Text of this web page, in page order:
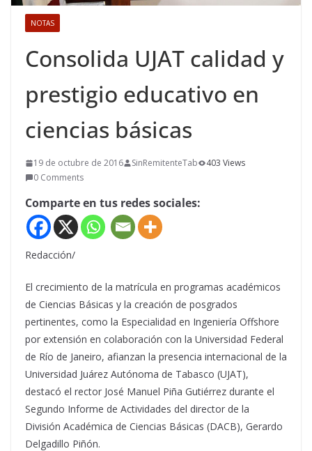
NOTAS
Consolida UJAT calidad y
prestigio educativo en
ciencias básicas
19 de octubre de 2016 SinRemitenteTab
403 Views
0 Comments
Comparte en tus redes sociales:
Redacción/
El crecimiento de la matrícula en programas académicos
de Ciencias Básicas y la creación de posgrados
pertinentes, como la Especialidad en Ingeniería Offshore
por extensión en colaboración con la Universidad Federal
de Río de Janeiro, afianzan la presencia internacional de la
Universidad Juárez Autónoma de Tabasco (UJAT),
destacó el rector José Manuel Piña Gutiérrez durante el
Segundo Informe de Actividades del director de la
División Académica de Ciencias Básicas (DACB), Gerardo
Delgadillo Piñón.